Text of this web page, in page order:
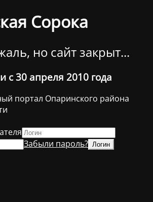
Сорока
но сайт закрыт...
с 30 апреля 2010 года
портал Опаринского района
Забыли пароль?